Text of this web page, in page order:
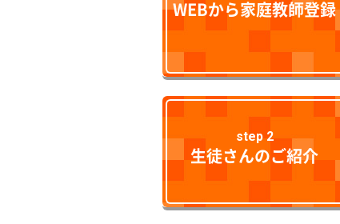
WEBから家庭教師登録
step 2
生徒さんのご紹介